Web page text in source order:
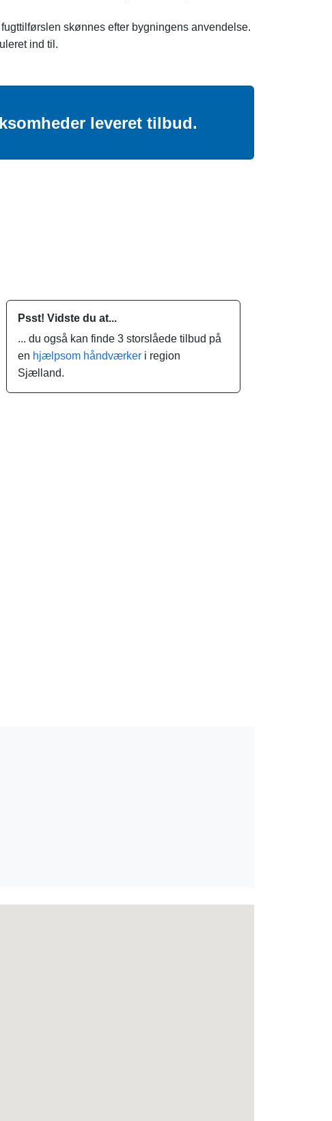
skønnes efter bygningens anvendelse.
ind til.
leveret tilbud.
Psst! Vidste du at...
... du også kan finde 3 storslåede tilbud på
en hjælpsom håndværker i region
Sjælland.